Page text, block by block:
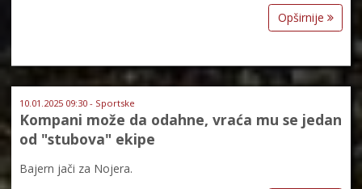
Opširnije
10.01.2025 09:30 - Sportske
Kompani može da odahne, vraća mu se jedan
od "stubova" ekipe
Bajern jači za Nojera.